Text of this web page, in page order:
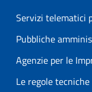
Servizi telematici
Pubbliche
Agenzie per le
Le regole tecniche